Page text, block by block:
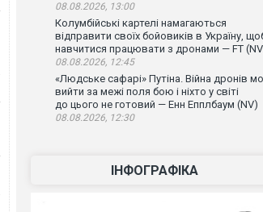
08.08.2026, 13:00
Колумбійські картелі намагаються
відправити своїх бойовиків в Україну,
навчитися працювати з дронами — FT
08.08.2026, 12:45
«Людське сафарі» Путіна. Війна дронів
вийти за межі поля бою і ніхто у світі
до цього не готовий — Енн Епплбаум (NV)
08.08.2026, 12:30
ІНФОГРАФІКА